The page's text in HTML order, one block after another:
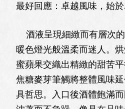
最好回應：卓越風味，始於
酒液呈現細緻而有層次
暖色燈光般溫柔而迷人。
蜜蘋果交織出精緻的甜苦
焦糖麥芽筆觸將整體風味
具哲思。入口後酒體飽滿